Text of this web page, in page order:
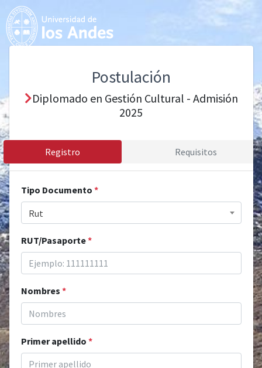
Postulación
Diplomado en Gestión Cultural - Admisión
2025
Registro Requisitos
Tipo Documento *
Rut
RUT/Pasaporte*
Nombres *
Primer apellido *